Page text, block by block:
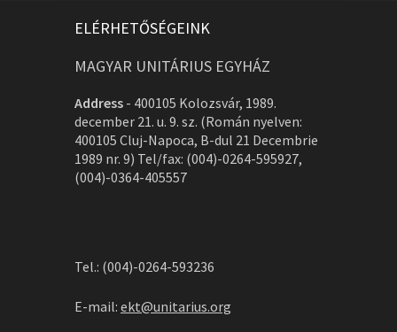
ELÉRHETŐSÉGEINK
MAGYAR UNITÁRIUS EGYHÁZ
Address - 400105 Kolozsvár, 1989.
december 21. u. 9. sz. (Román nyelven:
400105 Cluj-Napoca, B-dul 21 Decembrie
1989 nr. 9) Tel/fax: (004)-0264-595927,
(004)-0364-405557
Tel.: (004)-0264-593236
E-mail: ekt@unitarius.org